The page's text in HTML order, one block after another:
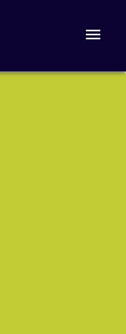
menu